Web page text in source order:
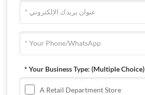
* Your Business Type: (Multiple Choice)
A Retail Department Store